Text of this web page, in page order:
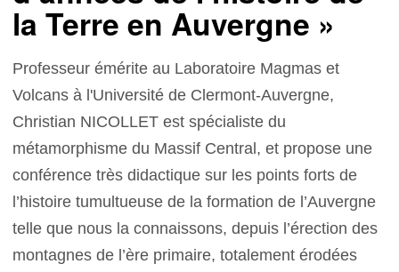
la Terre en Auvergne »
Professeur émérite au Laboratoire Magmas et
Volcans à l'Université de Clermont-Auvergne,
Christian NICOLLET est spécialiste du
métamorphisme du Massif Central, et propose une
conférence très didactique sur les points forts de
l’histoire tumultueuse de la formation de l’Auvergne
telle que nous la connaissons, depuis l’érection des
montagnes de l’ère primaire, totalement érodées